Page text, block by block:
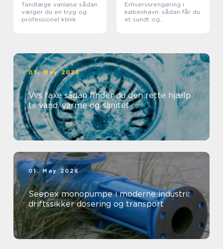
Tandlæge vanløse sådan
vælger du en tryg og
professionel klinik
Erhvervsrengøring i
københavn: sådan får du
et sundt og
03. May 2026
Vvs faxe sådan finder du den rette hjælp
til vand, varme og sanitet
01. May 2026
Seepex monopumpe i moderne industri:
driftssikker dosering og transport